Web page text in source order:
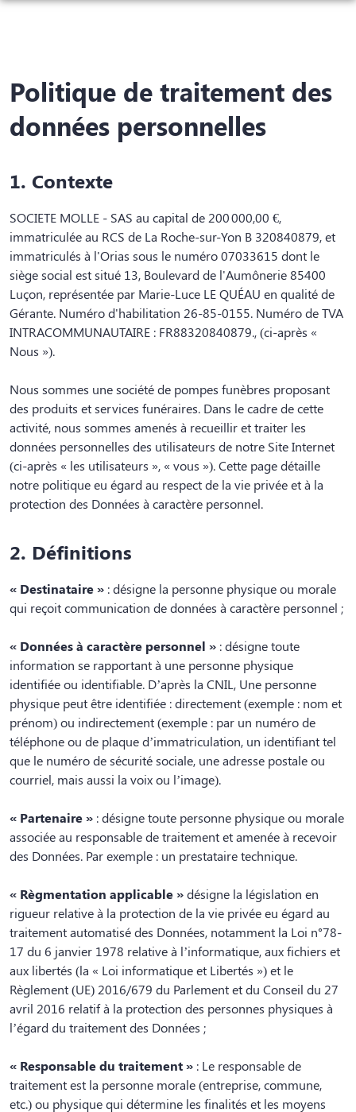
PRÉVOIR SES OBSÈQUES
MONUMENTS FUNÉRAIRES
SERVICES AUX FAMILLES
LUÇON
MAREUIL-SUR-LAY
CHAILLÉ-LES-MARAIS
CHAMBRES FUNÉRAIRES
LUÇON
MAREUIL-SUR-LAY
CHAILLÉ-LES-MARAIS
ESPACES HOMMAGES
BOUTIQUE EN LIGNE
Politique de traitement des
données personnelles
1. Contexte
SOCIETE MOLLE - SAS au capital de 200 000,00 €,
immatriculée au RCS de La Roche-sur-Yon B 320840879, et
immatriculés à l'Orias sous le numéro 07033615 dont le
siège social est situé 13, Boulevard de l'Aumônerie 85400
Luçon, représentée par Marie-Luce LE QUÉAU en qualité de
Gérante. Numéro d'habilitation 26-85-0155. Numéro de TVA
INTRACOMMUNAUTAIRE : FR88320840879., (ci-après «
Nous »).
Nous sommes une société de pompes funèbres proposant
des produits et services funéraires. Dans le cadre de cette
activité, nous sommes amenés à recueillir et traiter les
données personnelles des utilisateurs de notre Site Internet
(ci-après « les utilisateurs », « vous »). Cette page détaille
notre politique eu égard au respect de la vie privée et à la
protection des Données à caractère personnel.
2. Définitions
« Destinataire » : désigne la personne physique ou morale
qui reçoit communication de données à caractère personnel ;
« Données à caractère personnel » : désigne toute
information se rapportant à une personne physique
identifiée ou identifiable. D’après la CNIL, Une personne
physique peut être identifiée : directement (exemple : nom et
prénom) ou indirectement (exemple : par un numéro de
téléphone ou de plaque d’immatriculation, un identifiant tel
que le numéro de sécurité sociale, une adresse postale ou
courriel, mais aussi la voix ou l’image).
« Partenaire » : désigne toute personne physique ou morale
associée au responsable de traitement et amenée à recevoir
des Données. Par exemple : un prestataire technique.
« Règmentation applicable »désigne la législation en
rigueur relative à la protection de la vie privée eu égard au
traitement automatisé des Données, notamment la Loi n°78-
17 du 6 janvier 1978 relative à l’informatique, aux fichiers et
aux libertés (la « Loi informatique et Libertés ») et le
Règlement (UE) 2016/679 du Parlement et du Conseil du 27
avril 2016 relatif à la protection des personnes physiques à
l’égard du traitement des Données ;
« Responsable du traitement » : Le responsable de
traitement est la personne morale (entreprise, commune,
etc.) ou physique qui détermine les finalités et les moyens